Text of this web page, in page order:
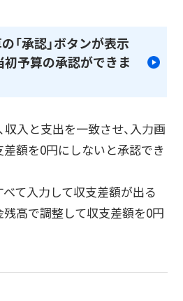
「承認」ボタンが表示
初予算の承認ができま
収入と支出を一致させ、入力画
額を0円にしないと承認でき
て入力して収支差額が出る
高で調整して収支差額を0円